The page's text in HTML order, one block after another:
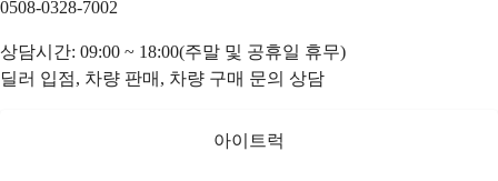
0508-0328-7002
상담시간: 09:00 ~ 18:00(주말 및 공휴일 휴무)
딜러 입점, 차량 판매, 차량 구매 문의 상담
아이트럭